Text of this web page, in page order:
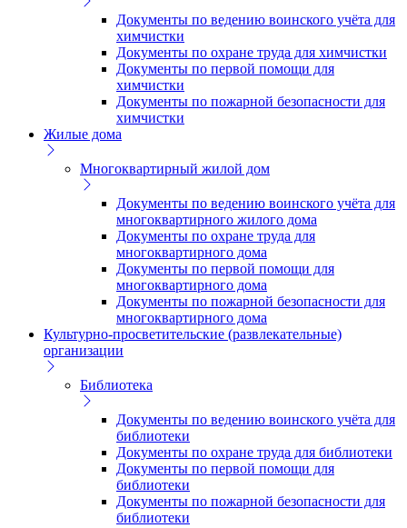
Документы по ведению воинского учёта для
химчистки
Документы по охране труда для химчистки
Документы по первой помощи для
химчистки
Документы по пожарной безопасности для
химчистки
Жилые дома
Многоквартирный жилой дом
Документы по ведению воинского учёта для
многоквартирного жилого дома
Документы по охране труда для
многоквартирного дома
Документы по первой помощи для
многоквартирного дома
Документы по пожарной безопасности для
многоквартирного дома
Культурно-просветительские (развлекательные)
организации
Библиотека
Документы по ведению воинского учёта для
библиотеки
Документы по охране труда для библиотеки
Документы по первой помощи для
библиотеки
Документы по пожарной безопасности для
библиотеки